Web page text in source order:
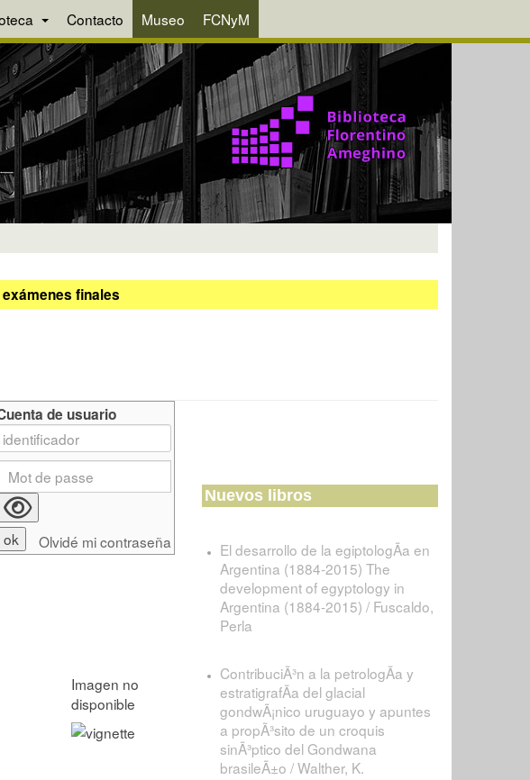
Contacto Museo FCNyM
finales
de usuario
Olvidé mi contraseña
Nuevos libros
El desarrollo de la egiptologÃ­a en
Argentina (1884-2015) The
development of egyptology in
Argentina (1884-2015) / Fuscaldo,
Perla
ContribuciÃ³n a la petrologÃ­a y
estratigrafÃ­a del glacial
gondwÃ¡nico uruguayo y apuntes
a propÃ³sito de un croquis
sinÃ³ptico del Gondwana
brasileÃ±o / Walther, K.